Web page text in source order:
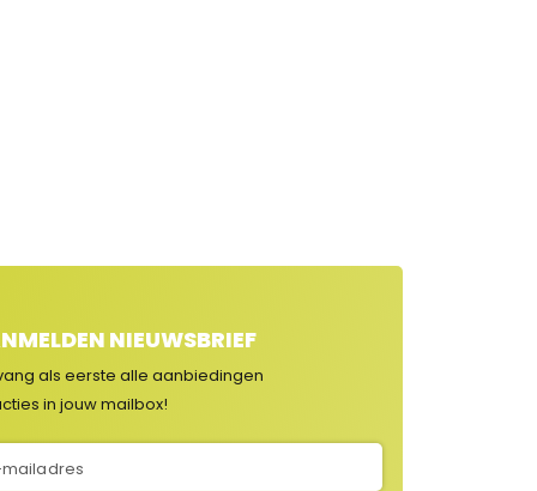
NIEUWSBRIEF
als eerste alle aanbiedingen
in jouw mailbox!